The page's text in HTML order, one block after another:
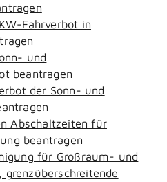
Fahrverbot in
und
beantragen
der Sonn- und
Abschaltzeiten für
beantragen
für Großraum- und
grenzüberschreitende